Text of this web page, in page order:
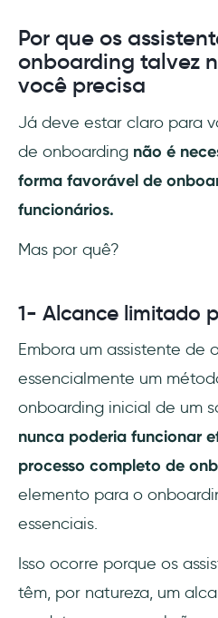
Por que os
onboarding talvez
você precisa
Já deve estar claro para
de onboarding não é
forma favorável de
funcionários.
Mas por quê?
1- Alcance limitado
Embora um assistente de
essencialmente um
onboarding inicial de um
nunca poderia funcionar
processo completo de
elemento para o
essenciais.
Isso ocorre porque os
têm, por natureza, um